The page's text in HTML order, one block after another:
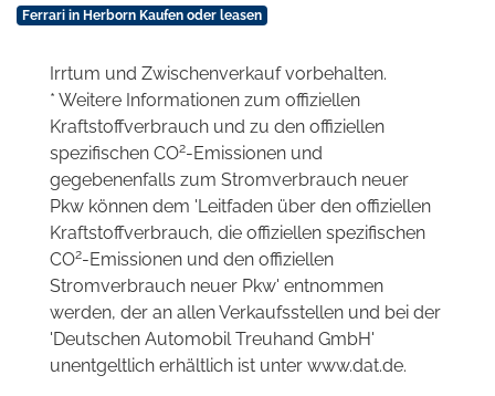
Ferrari in Herborn Kaufen oder leasen
Irrtum und Zwischenverkauf vorbehalten.
* Weitere Informationen zum offiziellen
Kraftstoffverbrauch und zu den offiziellen
spezifischen CO2-Emissionen und
gegebenenfalls zum Stromverbrauch neuer
Pkw können dem 'Leitfaden über den offiziellen
Kraftstoffverbrauch, die offiziellen spezifischen
CO2-Emissionen und den offiziellen
Stromverbrauch neuer Pkw' entnommen
werden, der an allen Verkaufsstellen und bei der
'Deutschen Automobil Treuhand GmbH'
unentgeltlich erhältlich ist unter www.dat.de.